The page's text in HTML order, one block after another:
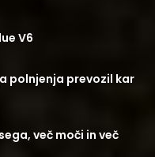
V6
polnjenja prevozil kar
več moči in več